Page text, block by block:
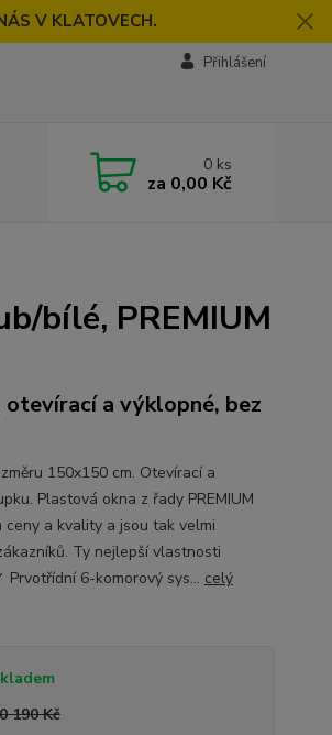
V KLATOVECH.
Přihlášení
0 ks
za 0,00 Kč
bílé, PREMIUM
a výklopné, bez
150x150 cm. Otevírací a
Plastová okna z řady PREMIUM
ceny a kvality a jsou tak velmi
Ty nejlepší vlastnosti
6-komorový sys... celý
190 Kč